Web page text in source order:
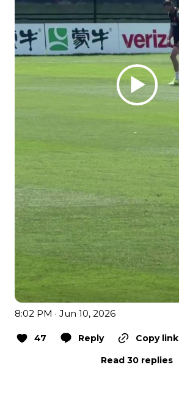
8:02 PM · Jun 10, 2026
47 Reply
Copy link
Read 30 replies